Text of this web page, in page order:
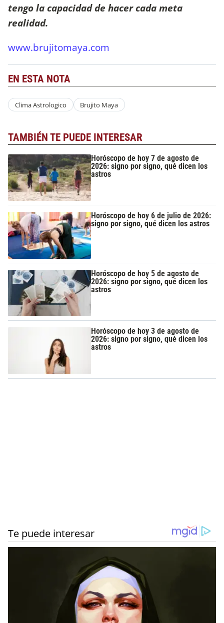
tengo la capacidad de hacer cada meta
realidad.
www.brujitomaya.com
EN ESTA NOTA
Clima Astrologico Brujito Maya
TAMBIÉN TE PUEDE INTERESAR
Horóscopo de hoy 7 de agosto de
2026: signo por signo, qué dicen los
astros
Horóscopo de hoy 6 de julio de 2026:
signo por signo, qué dicen los astros
Horóscopo de hoy 5 de agosto de
2026: signo por signo, qué dicen los
astros
Horóscopo de hoy 3 de agosto de
2026: signo por signo, qué dicen los
astros